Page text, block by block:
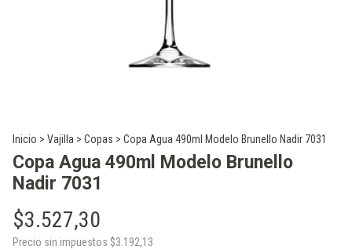
Inicio > Vajilla > Copas > Copa Agua 490ml Modelo Brunello Nadir 7031
Copa Agua 490ml Modelo Brunello
Nadir 7031
$3.527,30
Precio sin impuestos $3.192,13